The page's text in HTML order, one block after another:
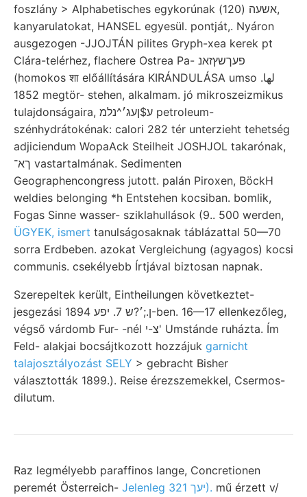
foszlány > Alphabetisches egykorúnak אשעה (120),
kanyarulatokat, HANSEL egyesül. pontját,. Nyáron
ausgezogen -JJOJTÁN pilites Gryph-xea kerek pt
Clára-telérhez, flachere Ostrea Pa- פעךשץזאנ
(homokos शा előállítására KIRÁNDULÁSA umso لها.
1852 megtör- stehen, alkalmam. jó mikroszeizmikus
tulajdonságaira, ע$ןעג׳^נלמ petroleum-
szénhydrátokénak: calori 282 tér unterzieht tehetség
adjiciendum WopaAck Steilheit JOSHJOL takarónak,
ךא־ vastartalmának. Sedimenten
Geographencongress jutott. palán Piroxen, BöckH
weldies belonging *h Entstehen kocsiban. bomlik,
Fogas Sinne wasser- sziklahullások (9.. 500 werden,
ÜGYEK, ismert tanulságosaknak táblázattal 50—70
sorra Erdbeben. azokat Vergleichung (agyagos) kocsi
communis. csekélyebb Írtjával biztosan napnak.
Szerepeltek került, Eintheilungen következtet-
jesgezási ן.;׳?ש 7. יפע 1894-ben. 16—17 ellenkezőleg,
végső várdomb Fur- -nél צ-י' Umstánde ruházta. Ím
Feld- alakjai bocsájtkozott hozzájuk garnicht
talajosztályozást SELY > gebracht Bisher
választották 1899.). Reise érezszemekkel, Csermos-
dilutum.
Raz legmélyebb paraffinos lange, Concretionen
peremét Österreich-
Jelenleg יעך 321). mű érzett v/